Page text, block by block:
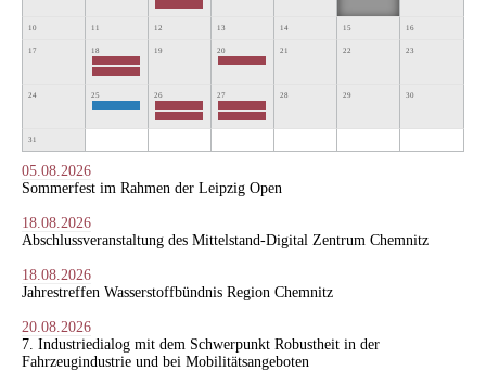
10 11 12 13 14 15 16
17 18 19 20 21 22 23
24 25 26 27 28 29 30
31
05.08.2026
Sommerfest im Rahmen der Leipzig Open
18.08.2026
Abschlussveranstaltung des Mittelstand-Digital Zentrum Chemnitz
18.08.2026
Jahrestreffen Wasserstoffbündnis Region Chemnitz
20.08.2026
7. Industriedialog mit dem Schwerpunkt Robustheit in der
Fahrzeugindustrie und bei Mobilitätsangeboten